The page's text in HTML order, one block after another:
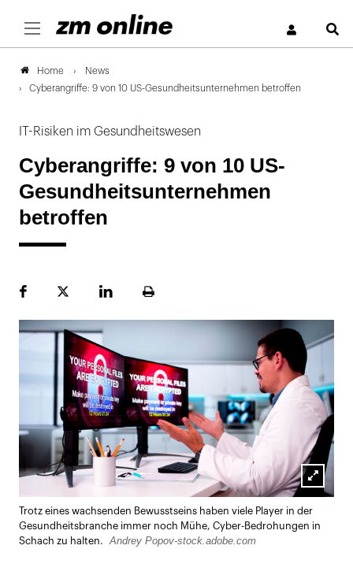
Home
News
Cyberangriffe: 9 von 10 US-Gesundheitsunternehmen betroffen
IT-Risiken im Gesundheitswesen
Cyberangriffe: 9 von 10 US-
Gesundheitsunternehmen
betroffen
FacebookPlattformLinekdInSeite
Lightbox
öffnen
Trotz eines wachsenden Bewusstseins haben viele Player in der
Gesundheitsbranche immer noch Mühe, Cyber-Bedrohungen in
Schach zu halten.
Andrey Popov-stock.adobe.com